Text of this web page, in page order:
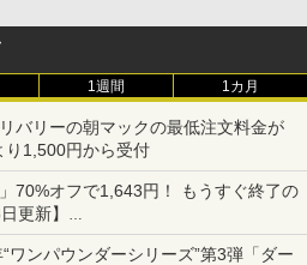
1週間 1カ月
バリーの朝マックの最低注文料金が
1,500円から受付
70%オフで1,643円！ もうすぐ終了の
更新】
は「大神 絶景版」が67%オフで990円
ワンパウンダーシリーズ”第3弾「ダー